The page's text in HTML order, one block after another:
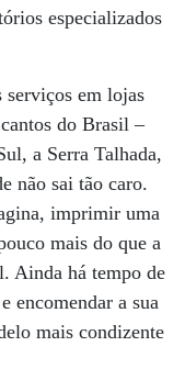
especializados
em lojas
do Brasil –
a Serra Talhada,
não sai tão caro.
imprimir uma
mais do que a
Ainda há tempo de
encomendar a sua
mais condizente